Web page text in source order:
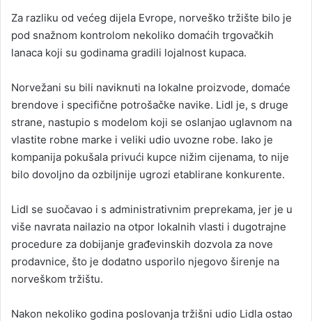
Za razliku od većeg dijela Evrope, norveško tržište bilo je
pod snažnom kontrolom nekoliko domaćih trgovačkih
lanaca koji su godinama gradili lojalnost kupaca.
Norvežani su bili naviknuti na lokalne proizvode, domaće
brendove i specifične potrošačke navike. Lidl je, s druge
strane, nastupio s modelom koji se oslanjao uglavnom na
vlastite robne marke i veliki udio uvozne robe. Iako je
kompanija pokušala privući kupce nižim cijenama, to nije
bilo dovoljno da ozbiljnije ugrozi etablirane konkurente.
Lidl se suočavao i s administrativnim preprekama, jer je u
više navrata nailazio na otpor lokalnih vlasti i dugotrajne
procedure za dobijanje građevinskih dozvola za nove
prodavnice, što je dodatno usporilo njegovo širenje na
norveškom tržištu.
Nakon nekoliko godina poslovanja tržišni udio Lidla ostao